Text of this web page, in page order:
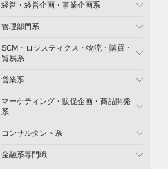
経営・経営企画・事業企画系
管理部門系
SCM・ロジスティクス・物流・購買・
貿易系
営業系
マーケティング・販促企画・商品開発
系
コンサルタント系
金融系専門職